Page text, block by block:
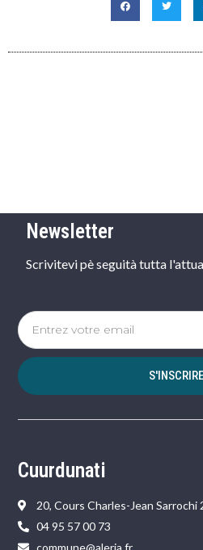
Newsletter
Scrivitevi pè seguità tutta
S'INSCRIRE
Cuurdunati
20, Cours Charles-Jean Sarrochi
04 95 57 00 73